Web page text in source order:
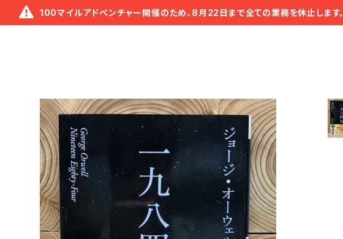
100マイルアドベンチャー開催のため、8月22日まで全ての業務を休止します。